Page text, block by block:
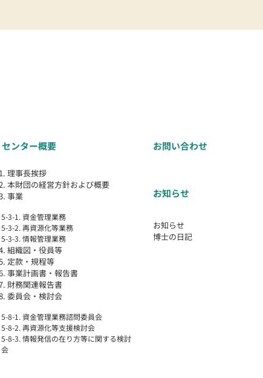
ンター概要
理事長挨拶
本財団の経営方針および概要
事業
5-3-1. 資金管理業務
5-3-2. 再資源化等業務
5-3-3. 情報管理業務
組織図・役員等
定款・規程等
事業計画書・報告書
財務関連報告書
委員会・検討会
5-8-1. 資金管理業務諮問委員会
5-8-2. 再資源化等支援検討会
5-8-3. 情報発信の在り方等に関する検討
会
お問い合わせ
お知らせ
お知らせ
博士の日記